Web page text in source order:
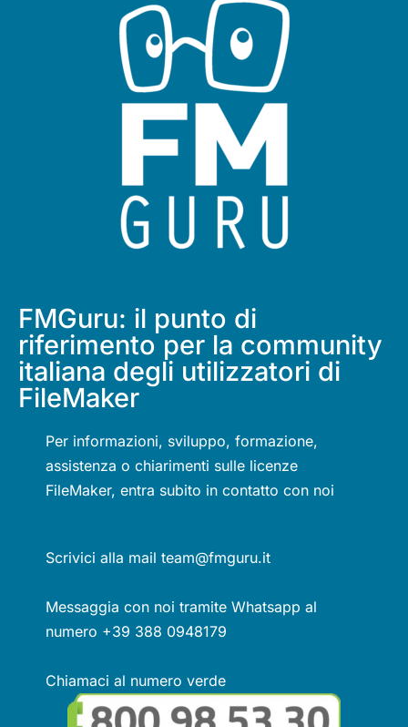
FMGuru: il punto di
riferimento per la community
italiana degli utilizzatori di
FileMaker
Per informazioni, sviluppo, formazione,
assistenza o chiarimenti sulle licenze
FileMaker, entra subito in contatto con noi
Scrivici alla mail team@fmguru.it
Messaggia con noi tramite Whatsapp al
numero +39 388 0948179
Chiamaci al numero verde